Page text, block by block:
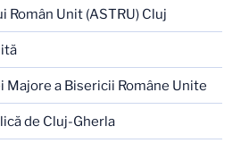
Unit (ASTRU) Cluj
Majore a Bisericii Române Unite
de Cluj-Gherla